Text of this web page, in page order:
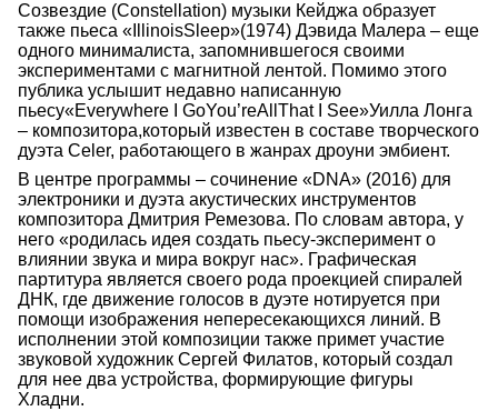
Созвездие (Constellation) музыки Кейджа образует
также пьеса «IllinoisSleep»(1974) Дэвида Малера – еще
одного минималиста, запомнившегося своими
экспериментами с магнитной лентой. Помимо этого
публика услышит недавно написанную
пьесу«Everywhere I GoYou’reAllThat I See»Уилла Лонга
– композитора,который известен в составе творческого
дуэта Celer, работающего в жанрах дроуни эмбиент.
В центре программы – сочинение «DNA» (2016) для
электроники и дуэта акустических инструментов
композитора Дмитрия Ремезова. По словам автора, у
него «родилась идея создать пьесу-эксперимент о
влиянии звука и мира вокруг нас». Графическая
партитура является своего рода проекцией спиралей
ДНК, где движение голосов в дуэте нотируется при
помощи изображения непересекающихся линий. В
исполнении этой композиции также примет участие
звуковой художник Сергей Филатов, который создал
для нее два устройства, формирующие фигуры
Хладни.